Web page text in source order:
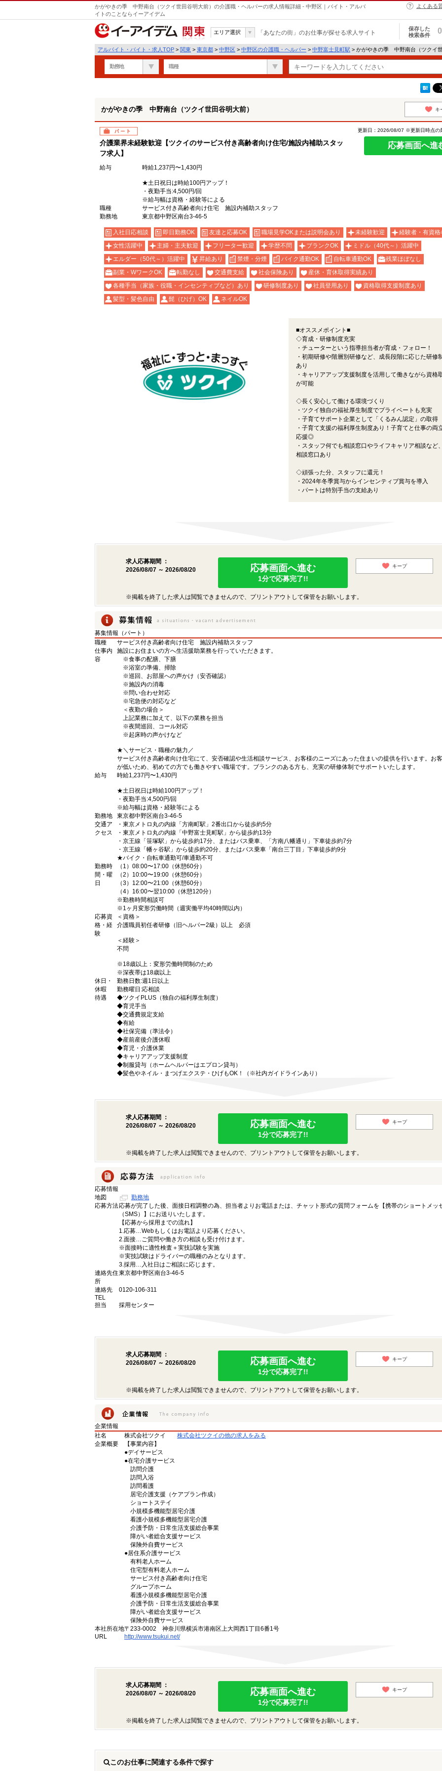
かがやきの季 中野南台（ツクイ世田谷明大前）の介護職・ヘルパーの求人情報詳細 - 中野区｜バイト・アルバ
イトのことならイーアイデム
よくある
関東
エリア選択 「あなたの街」のお仕事が探せる求人サイト
保存した
検索条件
0
アルバイト・バイト・求人TOP > 関東 > 東京都 > 中野区 > 中野区の介護職・ヘルパー > 中野富士見町駅 > かがやきの季 中野南台（ツクイ
勤務地 職種
かがやきの季 中野南台（ツクイ世田谷明大前） キ
パート
介護業界未経験歓迎【ツクイのサービス付き高齢者向け住宅/施設内補助スタッ
フ求人】
更新日：2026/08/07 ※更新日時点の
応募画面へ進
給与 時給1,237円〜1,430円
★土日祝日は時給100円アップ！
・夜勤手当:4,500円/回
※給与幅は資格・経験等による
職種
サービス付き高齢者向け住宅 施設内補助スタッフ
勤務地
東京都中野区南台3-46-5
入社日応相談 即日勤務OK 友達と応募OK 職場見学OKまたは説明会あり 未経験歓迎
経験者・有資格
女性活躍中
主婦・主夫歓迎 フリーター歓迎 学歴不問 ブランクOK
ミドル（40代～）活躍中
エルダー（50代～）活躍中
昇給あり 禁煙・分煙 バイク通勤OK 自転車通勤OK
残業ほぼなし
副業・WワークOK
転勤なし 交通費支給 社会保険あり
産休・育休取得実績あり
各種手当（家族・役職・インセンティブなど）あり
研修制度あり 社員登用あり
資格取得支援制度あり
髪型・髪色自由
髭（ひげ）OK ネイルOK
■オススメポイント■
◇育成・研修制度充実
・チューターという指導担当者が育成・フォロー！
・初期研修や階層別研修など、成長段階に応じた研修
あり
・キャリアアップ支援制度を活用して働きながら資格
が可能
◇長く安心して働ける環境づくり
・ツクイ独自の福祉厚生制度でプライベートも充実
・子育てサポート企業として「くるみん認定」の取得
・子育て支援の福利厚生制度あり！子育てと仕事の両
応援◎
・スタッフ何でも相談窓口やライフキャリア相談など
相談窓口あり
◇頑張った分、スタッフに還元！
・2024年冬季賞与からインセンティブ賞与を導入
・パートは特別手当の支給あり
求人応募期間 ：
2026/08/07 ～ 2026/08/20
応募画面へ進む
1分で応募完了!!
キープ
※掲載を終了した求人は閲覧できませんので、プリントアウトして保管をお願いします。
募集情報（パート）
職種
サービス付き高齢者向け住宅 施設内補助スタッフ
仕事内
容
施設にお住まいの方へ生活援助業務を行っていただきます。
※食事の配膳、下膳
※浴室の準備、掃除
※巡回、お部屋への声かけ（安否確認）
※施設内の消毒
※問い合わせ対応
※宅急便の対応など
＜夜勤の場合＞
上記業務に加えて、以下の業務を担当
※夜間巡回、コール対応
※起床時の声かけなど
★＼サービス・職種の魅力／
サービス付き高齢者向け住宅にて、安否確認や生活相談サービス、お客様のニーズにあった住まいの提供を行います。お
が低いため、初めての方でも働きやすい職場です。ブランクのある方も、充実の研修体制でサポートいたします。
給与
時給1,237円〜1,430円
★土日祝日は時給100円アップ！
・夜勤手当:4,500円/回
※給与幅は資格・経験等による
勤務地
東京都中野区南台3-46-5
交通ア
クセス
・東京メトロ丸の内線「方南町駅」2番出口から徒歩約5分
・東京メトロ丸の内線「中野富士見町駅」から徒歩約13分
・京王線「笹塚駅」から徒歩約17分、またはバス乗車、「方南八幡通り」下車徒歩約7分
・京王線「幡ヶ谷駅」から徒歩約20分、またはバス乗車「南台三丁目」下車徒歩約9分
★バイク・自転車通勤可/車通勤不可
勤務時
間・曜
日
（1）08:00〜17:00（休憩60分）
（2）10:00〜19:00（休憩60分）
（3）12:00〜21:00（休憩60分）
（4）16:00〜翌10:00（休憩120分）
※勤務時間相談可
※1ヶ月変形労働時間（週実働平均40時間以内）
応募資
格・経
験
＜資格＞
介護職員初任者研修（旧ヘルパー2級）以上 必須
＜経験＞
不問
※18歳以上：変形労働時間制のため
※深夜帯は18歳以上
休日・
休暇
勤務日数:週1日以上
勤務曜日:応相談
待遇
◆ツクイPLUS（独自の福利厚生制度）
◆育児手当
◆交通費規定支給
◆有給
◆社保完備（準法令）
◆産前産後介護休暇
◆育児・介護休業
◆キャリアアップ支援制度
◆制服貸与（ホームヘルパーはエプロン貸与）
◆髪色やネイル・まつげエクステ・ひげもOK！（※社内ガイドラインあり）
求人応募期間 ：
2026/08/07 ～ 2026/08/20
応募画面へ進む
1分で応募完了!!
キープ
※掲載を終了した求人は閲覧できませんので、プリントアウトして保管をお願いします。
応募情報
地図
勤務地
応募方法応募が完了した後、面接日程調整の為、担当者よりお電話または、チャット形式の質問フォームを【携帯のショートメッ
（SMS）】にお送りいたします。
【応募から採用までの流れ】
1.応募…Webもしくはお電話より応募ください。
2.面接…ご質問や働き方の相談も受け付けます。
※面接時に適性検査＋実技試験を実施
※実技試験はドライバーの職種のみとなります。
3.採用…入社日はご相談に応じます。
連絡先住
所
東京都中野区南台3-46-5
連絡先
TEL
0120-106-311
担当 採用センター
求人応募期間 ：
2026/08/07 ～ 2026/08/20
応募画面へ進む
1分で応募完了!!
キープ
※掲載を終了した求人は閲覧できませんので、プリントアウトして保管をお願いします。
企業情報
社名
株式会社ツクイ
株式会社ツクイの他の求人をみる
企業概要
【事業内容】
●デイサービス
●在宅介護サービス
訪問介護
訪問入浴
訪問看護
居宅介護支援（ケアプラン作成）
ショートステイ
小規模多機能型居宅介護
看護小規模多機能型居宅介護
介護予防・日常生活支援総合事業
障がい者総合支援サービス
保険外自費サービス
●居住系介護サービス
有料老人ホーム
住宅型有料老人ホーム
サービス付き高齢者向け住宅
グループホーム
看護小規模多機能型居宅介護
介護予防・日常生活支援総合事業
障がい者総合支援サービス
保険外自費サービス
本社所在地〒233-0002 神奈川県横浜市港南区上大岡西1丁目6番1号
URL
http://www.tsukui.net/
求人応募期間 ：
2026/08/07 ～ 2026/08/20
応募画面へ進む
1分で応募完了!!
キープ
※掲載を終了した求人は閲覧できませんので、プリントアウトして保管をお願いします。
このお仕事に関連する条件で探す